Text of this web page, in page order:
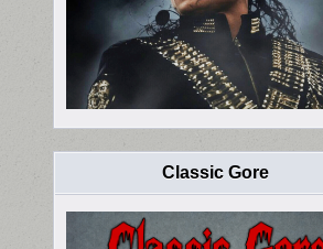
Classic Gore